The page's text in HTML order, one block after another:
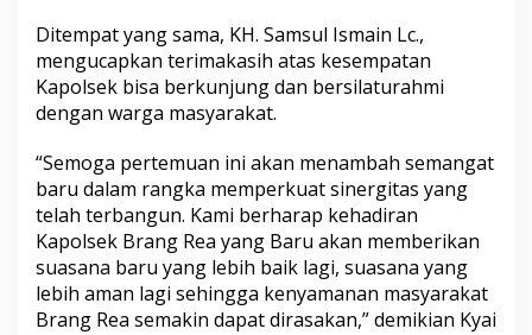
Ditempat yang sama, KH. Samsul Ismain Lc.,
mengucapkan terimakasih atas kesempatan
Kapolsek bisa berkunjung dan bersilaturahmi
dengan warga masyarakat.
“Semoga pertemuan ini akan menambah semangat
baru dalam rangka memperkuat sinergitas yang
telah terbangun. Kami berharap kehadiran
Kapolsek Brang Rea yang Baru akan memberikan
suasana baru yang lebih baik lagi, suasana yang
lebih aman lagi sehingga kenyamanan masyarakat
Brang Rea semakin dapat dirasakan,” demikian Kyai